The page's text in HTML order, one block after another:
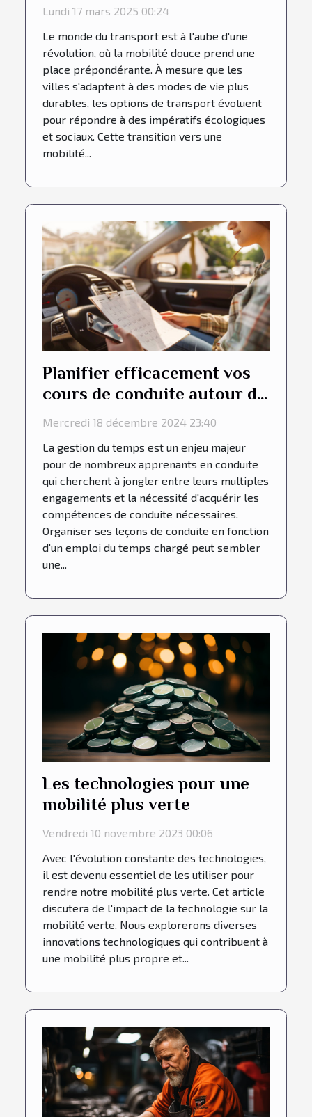
Lundi 17 mars 2025 00:24
Le monde du transport est à l'aube d'une
révolution, où la mobilité douce prend une
place prépondérante. À mesure que les
villes s'adaptent à des modes de vie plus
durables, les options de transport évoluent
pour répondre à des impératifs écologiques
et sociaux. Cette transition vers une
mobilité...
Planifier efficacement vos
cours de conduite autour de
vos horaires
Mercredi 18 décembre 2024 23:40
La gestion du temps est un enjeu majeur
pour de nombreux apprenants en conduite
qui cherchent à jongler entre leurs multiples
engagements et la nécessité d'acquérir les
compétences de conduite nécessaires.
Organiser ses leçons de conduite en fonction
d'un emploi du temps chargé peut sembler
une...
Les technologies pour une
mobilité plus verte
Vendredi 10 novembre 2023 00:06
Avec l'évolution constante des technologies,
il est devenu essentiel de les utiliser pour
rendre notre mobilité plus verte. Cet article
discutera de l'impact de la technologie sur la
mobilité verte. Nous explorerons diverses
innovations technologiques qui contribuent à
une mobilité plus propre et...